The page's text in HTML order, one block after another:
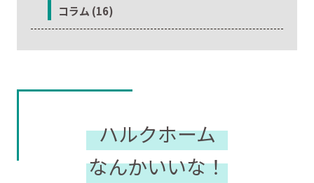
コラム (16)
ハルクホーム
なんかいいな！